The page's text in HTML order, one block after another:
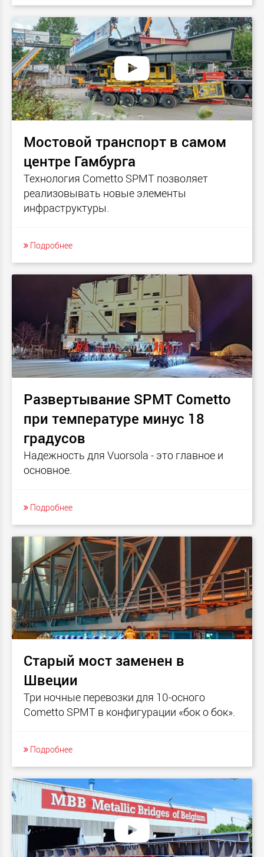
Мостовой транспорт в самом
центре Гамбурга
Технология Cometto SPMT позволяет
реализовывать новые элементы
инфраструктуры.
Подробнее
Развертывание SPMT Cometto
при температуре минус 18
градусов
Надежность для Vuorsola - это главное и
основное.
Подробнее
Старый мост заменен в
Швеции
Три ночные перевозки для 10-осного
Cometto SPMT в конфигурации «бок о бок».
Подробнее